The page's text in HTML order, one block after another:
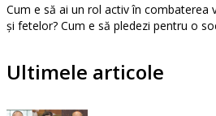
Cum e să ai un rol activ în
și fetelor? Cum e să pledezi pentru o
Ultimele articole